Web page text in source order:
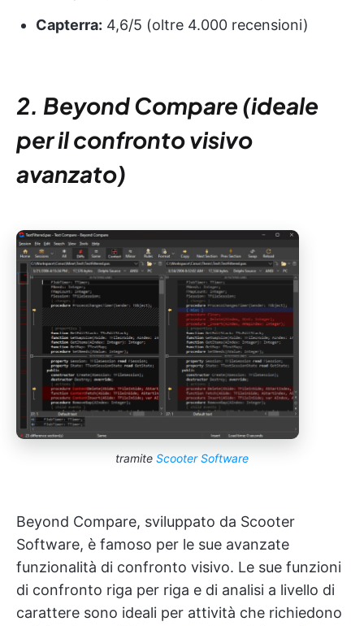
Capterra: 4,6/5 (oltre 4.000 recensioni)
2. Beyond Compare (ideale
per il confronto visivo
avanzato)
tramite Scooter Software
Beyond Compare, sviluppato da Scooter
Software, è famoso per le sue avanzate
funzionalità di confronto visivo. Le sue funzioni
di confronto riga per riga e di analisi a livello di
carattere sono ideali per attività che richiedono